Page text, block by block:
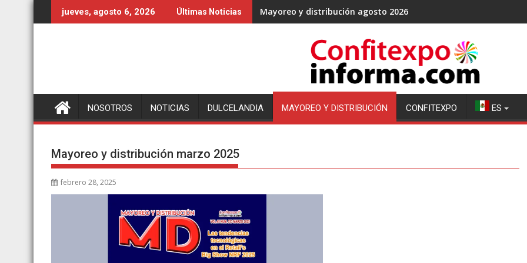
al
jueves, agosto 6, 2026 Últimas Noticias Mayoreo y distribución agosto 2026
NOSOTROS NOTICIAS DULCELANDIA MAYOREO Y DISTRIBUCIÓN CONFITEXPO ES
Mayoreo y distribución marzo 2025
febrero 28, 2025